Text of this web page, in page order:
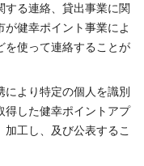
する連絡、貸出事業に関
健幸ポイント事業によ
を使って連絡することが
より特定の個人を識別
得した健幸ポイントアプ
工し、及び公表するこ